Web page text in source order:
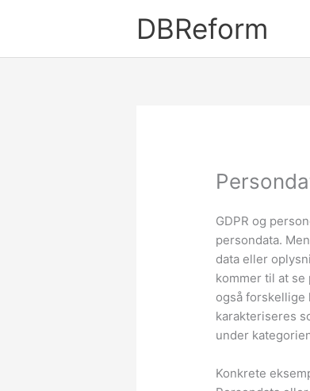
DBReform
GDPR og
persondata.
data eller
kommer til at
også forskellige
karakteriseres
under
Konkrete